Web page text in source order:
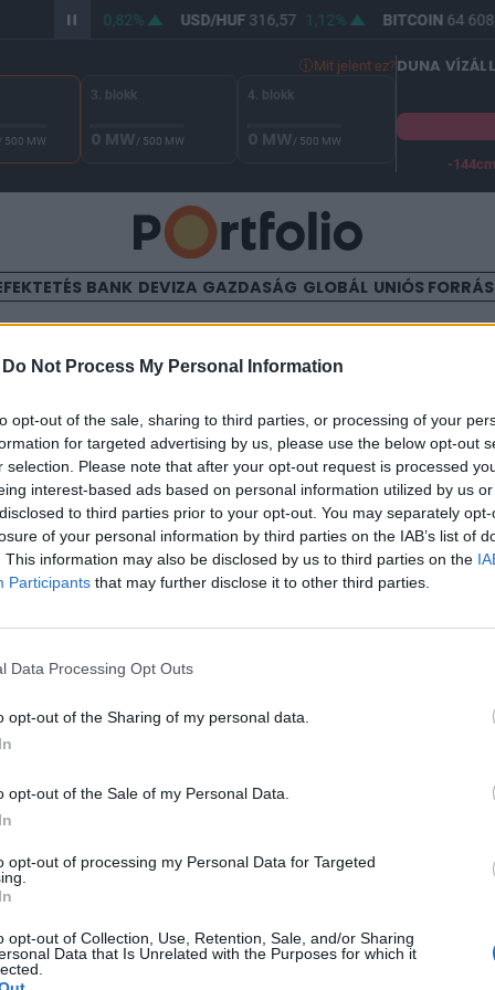
Do Not Process My Personal Information
opt-out of the sale, sharing to third parties, or processing of your
for targeted advertising by us, please use the below opt-out
selection. Please note that after your opt-out request is processed
interest-based ads based on personal information utilized by us
to third parties prior to your opt-out. You may separately
of your personal information by third parties on the IAB’s list of
This information may also be disclosed by us to third parties on the
Participants that may further disclose it to other third parties.
Data Processing Opt Outs
opt-out of the Sharing of my personal data.
opt-out of the Sale of my Personal Data.
opt-out of processing my Personal Data for Targeted
opt-out of Collection, Use, Retention, Sale, and/or Sharing
Data that Is Unrelated with the Purposes for which it
364,69 0,82% USD/HUF316,57 1,12% BITCOIN64
Mit jelent ez?
/ 500 MW
3. blokk
0 MW/ 500 MW
4. blokk
0 MW/ 500 MW
DUNA
-144cm
BANK DEVIZA GAZDASÁG GLOBÁL UNIÓS
Navalnij néhai orosz ellenzéki vezető
A Time-nak többek között az ukrajnai háborúról is
nem akarják észrevenni, hogy háborúellenes emberek is
nehéz elvárni tőlük, hogy menjenek ki és tiltakozzanak a
portfolio.hu hírarchívumához tartozik, melynek olvasása
tartalmazza:
cikkarchívum
elmúlt 2 év napon belüli